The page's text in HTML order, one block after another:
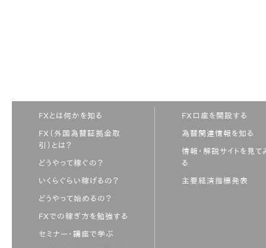
FXとは何かを知る
FX（外国為替証拠金取
引）とは？
どうやって稼ぐの？
いくらぐらい稼げるの？
どうやって始めるの？
FXでの稼ぎ方を勉強する
セミナー・講座で学ぶ
FX口座を開設する
為替関連情報を知る
情報・解説サイトを見て
る
主要経済指標発表